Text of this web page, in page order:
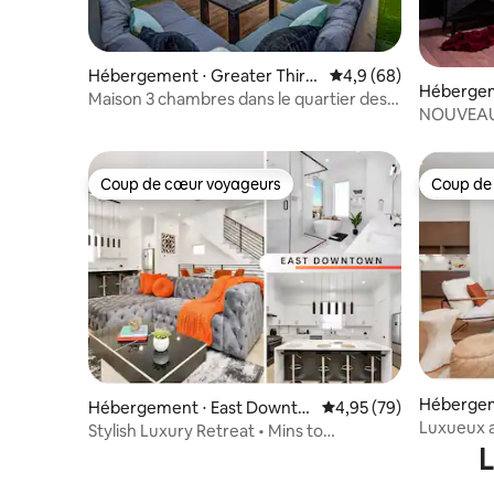
Hébergement ⋅ Greater Third
Ward
Évaluation moyenne
4,9 (68)
Maison 3 chambres dans le quartier des
Coup de cœur voyageurs
Coup de cœur voyageurs
Hébergement ⋅ East Downto
wn Houston
Évaluation moyenne
4,95 (79)
Stylish Luxury Retreat • Mins to
Coup
Coup
Luxueux
vue